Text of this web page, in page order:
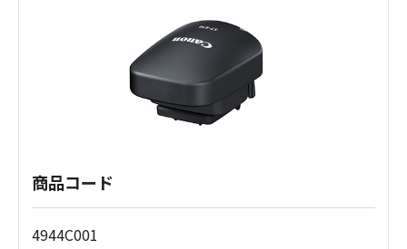
商品コード
4944C001